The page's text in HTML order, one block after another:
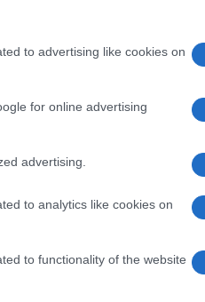
to advertising like cookies on
for online advertising
advertising.
to analytics like cookies on
to functionality of the website
indossato. Un
quando è
tra audacia e
audace per
così in un riflesso
mai risultare